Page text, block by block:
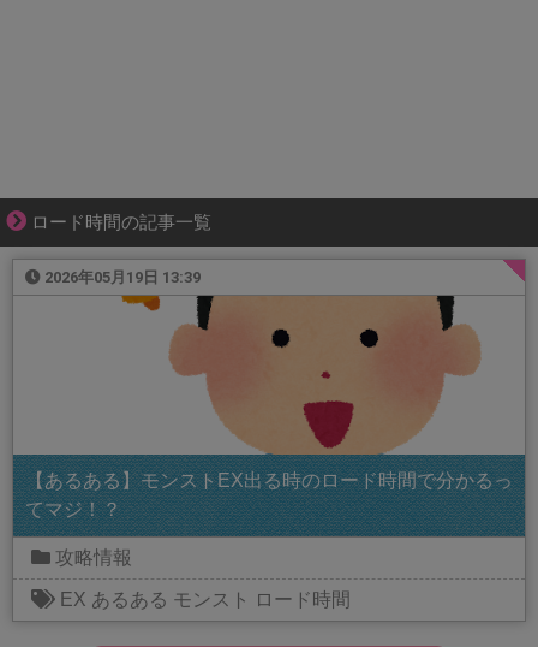
ロード時間の記事一覧
2026年05月19日 13:39
【あるある】モンストEX出る時のロード時間で分かるっ
てマジ！？
攻略情報
EX あるある モンスト ロード時間